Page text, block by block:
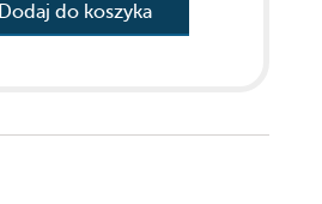
Dodaj do koszyka